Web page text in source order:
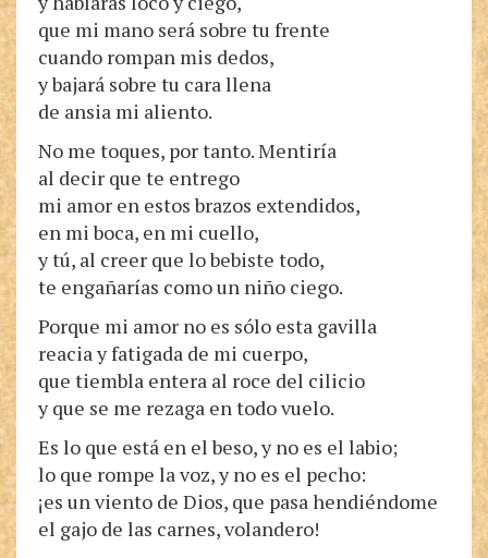
que mi mano será sobre tu frente
cuando rompan mis dedos,
y bajará sobre tu cara llena
de ansia mi aliento.
No me toques, por tanto. Mentiría
al decir que te entrego
mi amor en estos brazos extendidos,
en mi boca, en mi cuello,
y tú, al creer que lo bebiste todo,
te engañarías como un niño ciego.
Porque mi amor no es sólo esta gavilla
reacia y fatigada de mi cuerpo,
que tiembla entera al roce del cilicio
y que se me rezaga en todo vuelo.
Es lo que está en el beso, y no es el labio;
lo que rompe la voz, y no es el pecho:
¡es un viento de Dios, que pasa hendiéndome
el gajo de las carnes, volandero!